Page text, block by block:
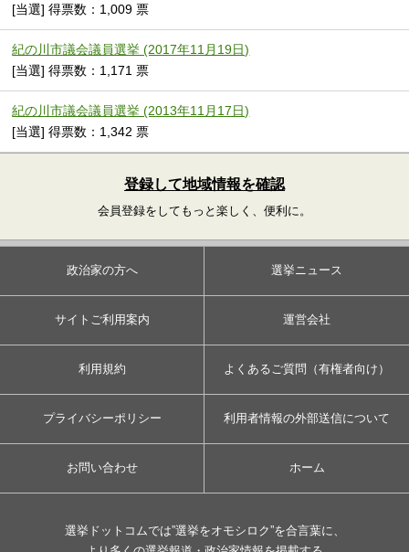
[当選] 得票数：1,009 票
紀の川市議会議員選挙 (2017年11月19日)
[当選] 得票数：1,171 票
紀の川市議会議員選挙 (2013年11月17日)
[当選] 得票数：1,342 票
登録して地域情報を確認
会員登録をしてもっと楽しく、便利に。
政治家の方へ 選挙ニュース
サイトご利用案内 運営会社
利用規約 よくあるご質問（有権者向け）
プライバシーポリシー 利用者情報の外部送信について
お問い合わせ ホーム
選挙ドットコムでは”選挙をオモシロク”を合言葉に、